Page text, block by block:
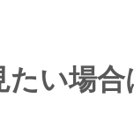
たい場